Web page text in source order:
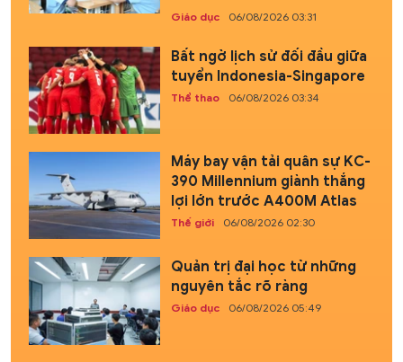
Giáo dục 06/08/2026 03:31
Bất ngờ lịch sử đối đầu giữa
tuyển Indonesia-Singapore
Thể thao 06/08/2026 03:34
Máy bay vận tải quân sự KC-
390 Millennium giành thắng
lợi lớn trước A400M Atlas
Thế giới 06/08/2026 02:30
Quản trị đại học từ những
nguyên tắc rõ ràng
Giáo dục 06/08/2026 05:49